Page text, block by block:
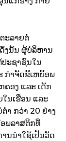
ະລາຍຕໍ່
ງນັ້ນ ຜູ້ບໍລິຫານ
ະຊາຊົນໃນ
ກຳຈັດຂີ້ເຫຍື້ອພ
ອງ ແລະ ເດັກ
ນເຮືອນ ແລະ
ຳ ກວ່າ 20 ຢ່າງ
ພລາສຕິກທີ່
ນນຳໃຊ້ເປັນວັດ